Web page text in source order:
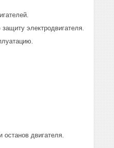
электродвигателя.
двигателя.